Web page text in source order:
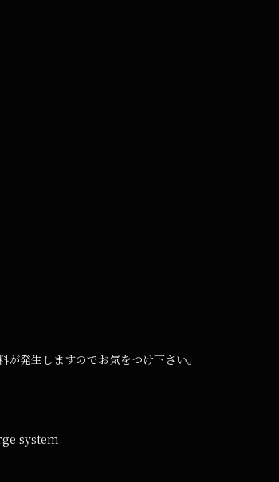
発生しますのでお気をつけ下さい。
system.